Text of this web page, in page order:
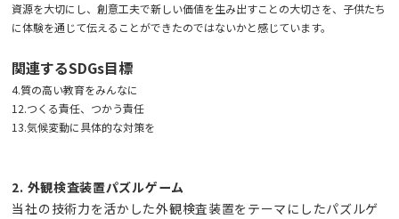
資源を大切にし、創意工夫で新しい価値を生み出すことの大切さを、子供たち
に体験を通じて伝えることができたのではないかと感じています。
関連するSDGs目標
4.質の高い教育をみんなに
12.つくる責任、つかう責任
13.気候変動に具体的な対策を
2. 外観検査装置パズルゲーム
当社の技術力を活かした外観検査装置をテーマにしたパズルゲ